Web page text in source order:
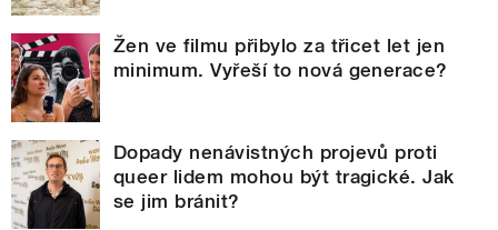
Žen ve filmu přibylo za třicet let jen
minimum. Vyřeší to nová generace?
Dopady nenávistných projevů proti
queer lidem mohou být tragické. Jak
se jim bránit?